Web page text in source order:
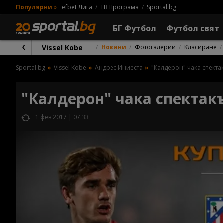
Популярни » efbet Лига ТВ Програма Sportal.bg
БГ Футбол Футбол свят
Vissel Kobe Новини Фотогалерии Класиране
Sportal.bg Vissel Kobe Андрес Иниеста "Калдерон" чака
"Калдерон" чака
1 фев 2017 | 07:33